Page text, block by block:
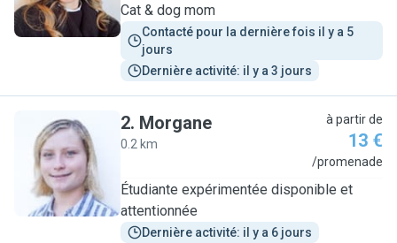
Cat & dog mom
Contacté pour la dernière fois il y a 5
jours
Dernière activité: il y a 3 jours
M
2. Morgane
0.2 km
à partir de
13 €
/promenade
Étudiante expérimentée disponible et
attentionnée
Dernière activité: il y a 6 jours